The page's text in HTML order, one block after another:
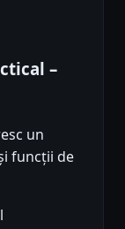
–
un
funcții de